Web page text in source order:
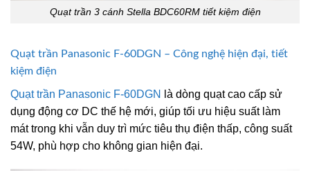
Quạt trần 3 cánh Stella BDC60RM tiết kiệm điện
Quạt trần Panasonic F-60DGN – Công nghệ hiện đại, tiết
kiệm điện
Quạt trần Panasonic F-60DGN
là dòng quạt cao cấp sử
dụng động cơ DC thế hệ mới, giúp tối ưu hiệu suất làm
mát trong khi vẫn duy trì mức tiêu thụ điện thấp, công suất
54W, phù hợp cho không gian hiện đại.